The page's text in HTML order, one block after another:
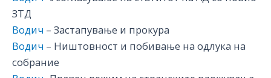
ЗТД
Водич – Застапување и прокура
Водич – Ништовност и побивање на одлука на
собрание